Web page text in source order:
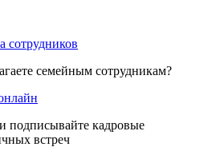
сотрудников
семейным сотрудникам?
подписывайте кадровые
встреч